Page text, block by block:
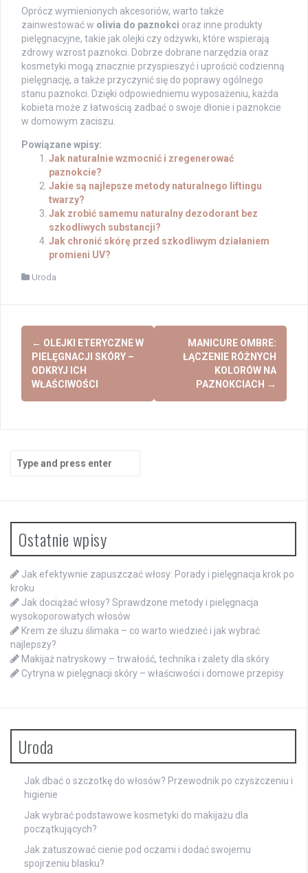
Oprócz wymienionych akcesoriów, warto także
zainwestować w olivia do paznokci oraz inne produkty
pielęgnacyjne, takie jak olejki czy odżywki, które wspierają
zdrowy wzrost paznokci. Dobrze dobrane narzędzia oraz
kosmetyki mogą znacznie przyspieszyć i uprościć codzienną
pielęgnację, a także przyczynić się do poprawy ogólnego
stanu paznokci. Dzięki odpowiedniemu wyposażeniu, każda
kobieta może z łatwością zadbać o swoje dłonie i paznokcie
w domowym zaciszu.
Powiązane wpisy:
Jak naturalnie wzmocnić i zregenerować
paznokcie?
Jakie są najlepsze metody naturalnego liftingu
twarzy?
Jak zrobić samemu naturalny dezodorant bez
szkodliwych substancji?
Jak chronić skórę przed szkodliwym działaniem
promieni UV?
Uroda
Post
navigation
← OLEJKI ETERYCZNE W
PIELĘGNACJI SKÓRY –
ODKRYJ ICH
WŁAŚCIWOŚCI
MANICURE OMBRE:
ŁĄCZENIE RÓŻNYCH
KOLORÓW NA
PAZNOKCIACH →
for:
Ostatnie wpisy
Jak efektywnie zapuszczać włosy: Porady i pielęgnacja krok po
kroku
Jak dociążać włosy? Sprawdzone metody i pielęgnacja
wysokoporowatych włosów
Krem ze śluzu ślimaka – co warto wiedzieć i jak wybrać
najlepszy?
Makijaż natryskowy – trwałość, technika i zalety dla skóry
Cytryna w pielęgnacji skóry – właściwości i domowe przepisy
Uroda
Jak dbać o szczotkę do włosów? Przewodnik po czyszczeniu i
higienie
Jak wybrać podstawowe kosmetyki do makijażu dla
początkujących?
Jak zatuszować cienie pod oczami i dodać swojemu
spojrzeniu blasku?